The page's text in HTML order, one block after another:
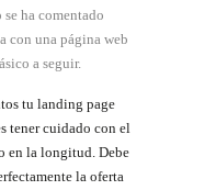
ha comentado
con una página web
a seguir.
tu landing page
tener cuidado con el
en la longitud. Debe
la oferta